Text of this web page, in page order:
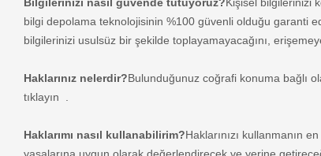
bilgi depolama teknolojisinin %100 güvenli olduğu garanti
bilgilerinizi usulsüz bir şekilde toplayamayacağını,
Haklarınız nelerdir?Bulunduğunuz coğrafi konuma bağlı
tıklayın .
Haklarımı nasıl kullanabilirim?Haklarınızı kullanmanın